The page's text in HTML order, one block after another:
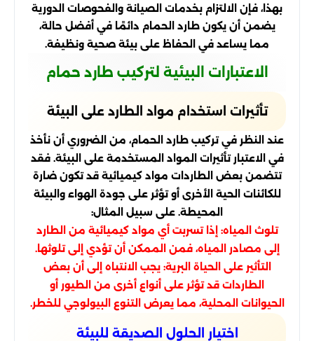
بهذا، فإن الالتزام بخدمات الصيانة والفحوصات الدورية
يضمن أن يكون طارد الحمام دائمًا في أفضل حالة،
مما يساعد في الحفاظ على بيئة صحية ونظيفة.
الاعتبارات البيئية لتركيب طارد حمام
تأثيرات استخدام مواد الطارد على البيئة
عند النظر في تركيب طارد الحمام، من الضروري أن نأخذ
في الاعتبار تأثيرات المواد المستخدمة على البيئة. فقد
تتضمن بعض الطاردات مواد كيميائية قد تكون ضارة
للكائنات الحية الأخرى أو تؤثر على جودة الهواء والبيئة
المحيطة. على سبيل المثال:
تلوث المياه: إذا تسربت أي مواد كيميائية من الطارد
إلى مصادر المياه، فمن الممكن أن تؤدي إلى تلوثها.
التأثير على الحياة البرية: يجب الانتباه إلى أن بعض
الطاردات قد تؤثر على أنواع أخرى من الطيور أو
الحيوانات المحلية، مما يعرض التنوع البيولوجي للخطر.
اختيار الحلول الصديقة للبيئة